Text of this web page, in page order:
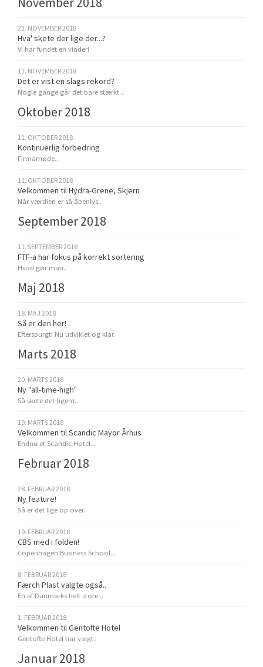
23. NOVEMBER 2018
Hva' skete der lige der...?
Vi har fundet en vinder!
11. NOVEMBER 2018
Det er vist en slags rekord?
Nogle gange går det bare stærkt...
Oktober 2018
11. OKTOBER 2018
Kontinuerlig forbedring
Firmamøde..
11. OKTOBER 2018
Velkommen til Hydra-Grene, Skjern
Når værdien er så åbenlys..
September 2018
11. SEPTEMBER 2018
FTF-a har fokus på korrekt sortering
Hvad gør man..
Maj 2018
18. MAJ 2018
Så er den her!
Efterspurgt! Nu udviklet og klar..
Marts 2018
20. MARTS 2018
Ny "all-time-high"
Så skete det (igen)..
19. MARTS 2018
Velkommen til Scandic Mayor Århus
Endnu et Scandic Hotel...
Februar 2018
28. FEBRUAR 2018
Ny feature!
Så er det lige op over..
19. FEBRUAR 2018
CBS med i folden!
Copenhagen Business School...
8. FEBRUAR 2018
Færch Plast valgte også..
En af Danmarks helt store...
1. FEBRUAR 2018
Velkommen til Gentofte Hotel
Gentofte Hotel har valgt..
Januar 2018